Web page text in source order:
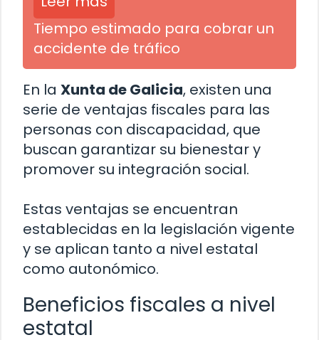
Tiempo estimado para cobrar un
accidente de tráfico
En la Xunta de Galicia, existen una
serie de ventajas fiscales para las
personas con discapacidad, que
buscan garantizar su bienestar y
promover su integración social.
Estas ventajas se encuentran
establecidas en la legislación vigente
y se aplican tanto a nivel estatal
como autonómico.
Beneficios fiscales a nivel
estatal